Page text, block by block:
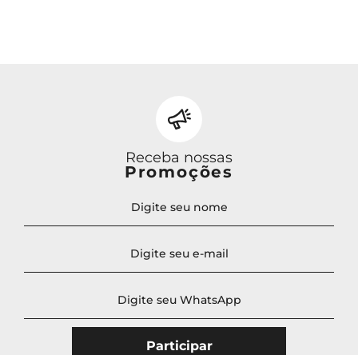
A - Z Z - A
Menor Preço
Maior Preço
Mais Vendidos Mais Acessados
Receba nossas
Promoções